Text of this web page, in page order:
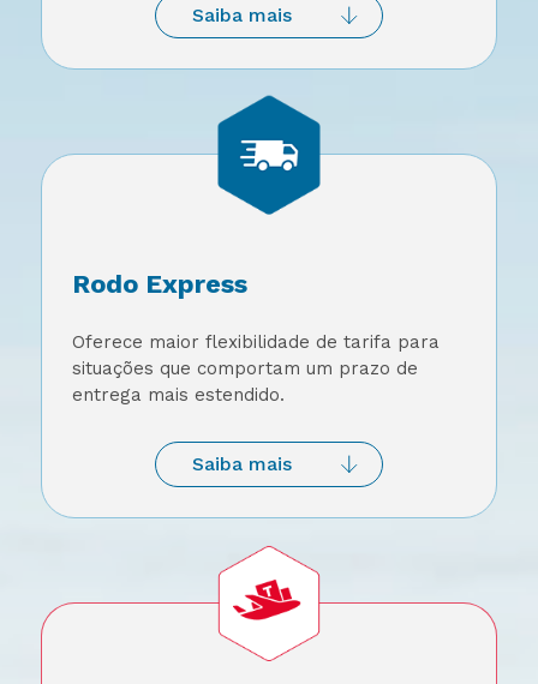
Saiba mais
Rodo Express
Oferece maior flexibilidade de tarifa para
situações que comportam um prazo de
entrega mais estendido.
Saiba mais